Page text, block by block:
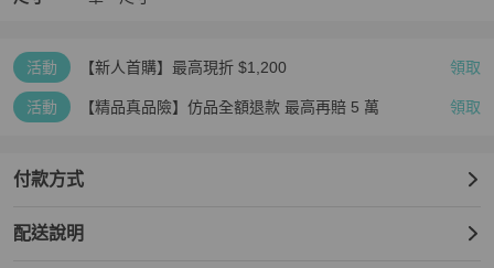
活動 【新人首購】最高現折 $1,200 領取
活動 【精品真品險】仿品全額退款 最高再賠 5 萬 領取
付款方式
配送說明